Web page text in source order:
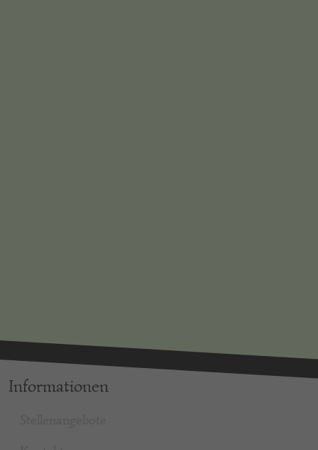
Informationen